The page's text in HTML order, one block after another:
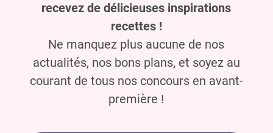
recevez de délicieuses inspirations
recettes !
Ne manquez plus aucune de nos
actualités, nos bons plans, et soyez au
courant de tous nos concours en avant-
première !